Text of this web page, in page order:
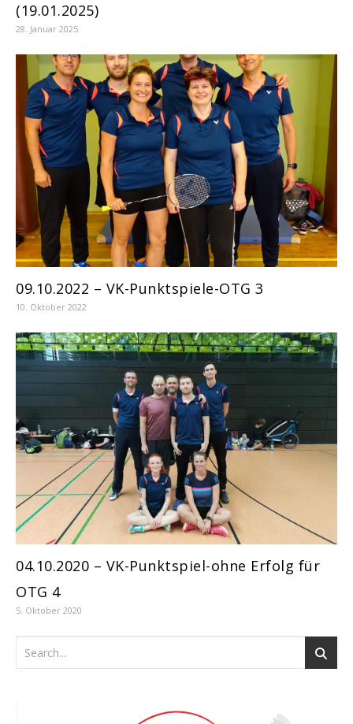
(19.01.2025)
28. Januar 2025
09.10.2022 – VK-Punktspiele-OTG 3
10. Oktober 2022
04.10.2020 – VK-Punktspiel-ohne Erfolg für
OTG 4
5. Oktober 2020